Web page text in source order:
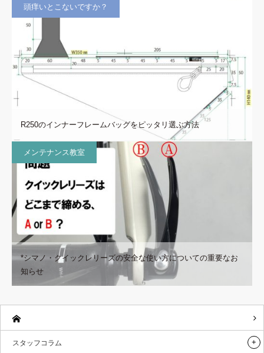
頭痒いとこないですか？
R250のインナーフレームバッグをピッタリ選ぶ方法
メンテナンス教室
*シマノ・クイックレリーズの安全な使い方についての重要なお
知らせ
スタッフコラム